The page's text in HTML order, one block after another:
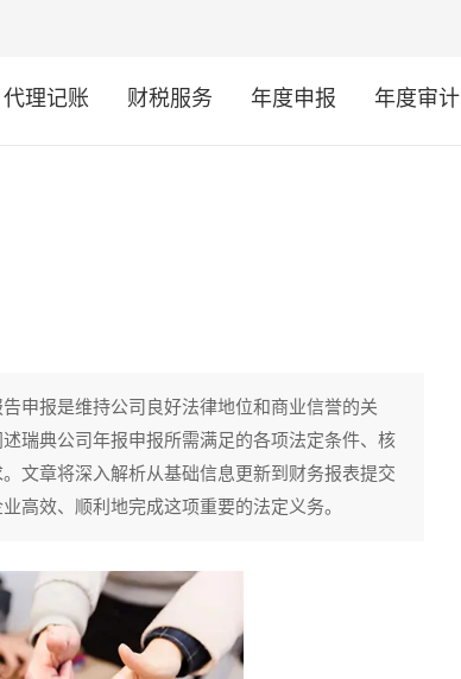
代理记账 财税服务 年度申报 年度审计
申报是维持公司良好法律地位和商业信誉的关
瑞典公司年报申报所需满足的各项法定条件、核
文章将深入解析从基础信息更新到财务报表提交
高效、顺利地完成这项重要的法定义务。